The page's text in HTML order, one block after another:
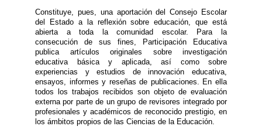
Constituye, pues, una aportación del Consejo Escolar
del Estado a la reflexión sobre educación, que está
abierta a toda la comunidad escolar. Para la
consecución de sus fines, Participación Educativa
publica artículos originales sobre investigación
educativa básica y aplicada, así como sobre
experiencias y estudios de innovación educativa,
ensayos, informes y reseñas de publicaciones. En ella
todos los trabajos recibidos son objeto de evaluación
externa por parte de un grupo de revisores integrado por
profesionales y académicos de reconocido prestigio, en
los ámbitos propios de las Ciencias de la Educación.